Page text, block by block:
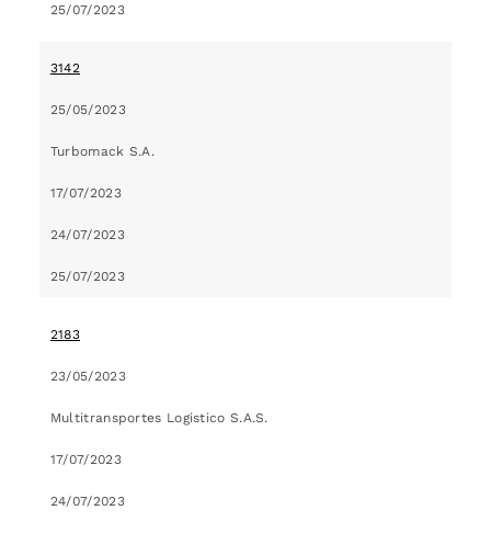
25/07/2023
3142
25/05/2023
Turbomack S.A.
17/07/2023
24/07/2023
25/07/2023
2183
23/05/2023
Multitransportes Logistico S.A.S.
17/07/2023
24/07/2023